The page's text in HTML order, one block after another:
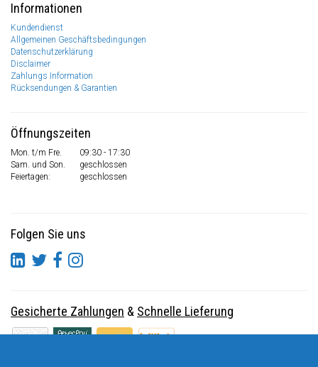
Informationen
Kundendienst
Allgemeinen Geschäftsbedingungen
Datenschutzerklärung
Disclaimer
Zahlungs Information
Rücksendungen & Garantien
Öffnungszeiten
Mon. t/m Fre.
09:30 - 17:30
Sam. und Son.
geschlossen
Feiertagen:
geschlossen
Folgen Sie uns
Gesicherte Zahlungen & Schnelle Lieferung